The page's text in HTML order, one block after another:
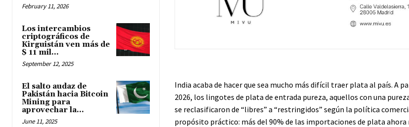
February 11, 2026
Los intercambios
criptográficos de
Kirguistán ven más de
$ 11 mil...
September 12, 2025
El salto audaz de
Pakistán hacia Bitcoin
Mining para
aprovechar la...
June 11, 2025
India acaba de hacer que sea mucho más difícil traer plata al país. A
2026, los lingotes de plata de entrada pureza, aquellos con una
se reclasificaron de “libres” a “restringidos” según la política
propósito práctico: más del 90% de las importaciones de plata ahora